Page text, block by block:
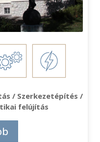
/ Szerkezetépítés /
felújítás